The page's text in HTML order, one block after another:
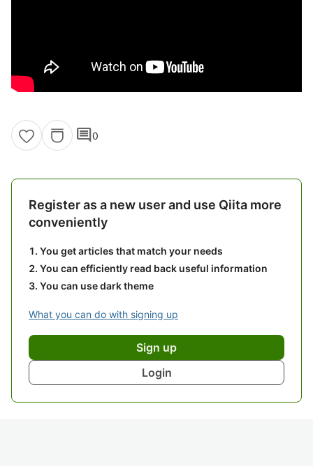
comment0
Register as a new user and use Qiita more
conveniently
You get articles that match your needs
You can efficiently read back useful information
You can use dark theme
What you can do with signing up
Sign up
Login